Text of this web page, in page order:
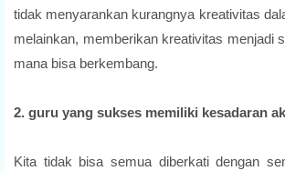
tidak menyarankan kurangnya kreativitas
melainkan, memberikan kreativitas menjadi
mana bisa berkembang.
2. guru yang sukses memiliki kesadaran
Kita tidak bisa semua diberkati dengan